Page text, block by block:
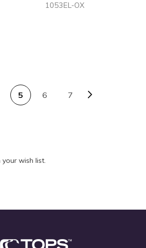
1053EL-OX
Page Page
You're currently reading
5 6 7
wish list.